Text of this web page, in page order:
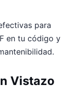
para
en tu código y
Vistazo